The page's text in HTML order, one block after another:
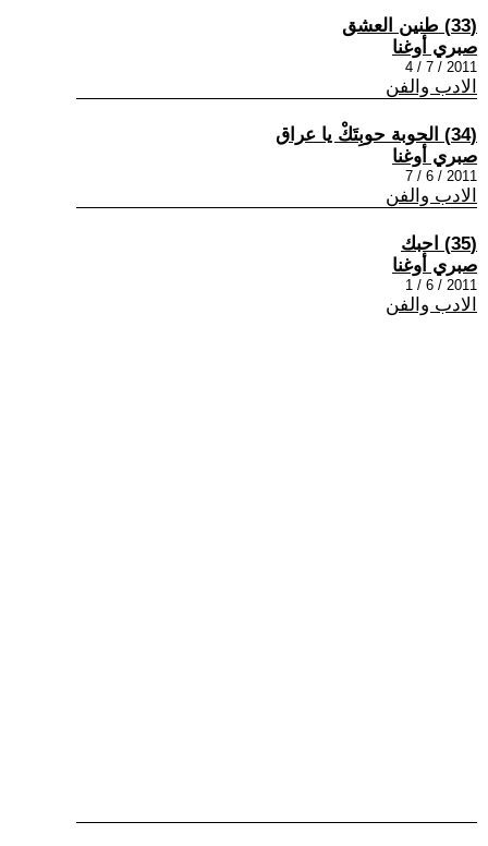
(33) طنين العشق
صبري أوغنا
2011 / 7 / 4
الادب والفن
(34) الحوبة حوبِتَكْ يا عراق
صبري أوغنا
2011 / 6 / 7
الادب والفن
(35) احبك
صبري أوغنا
2011 / 6 / 1
الادب والفن